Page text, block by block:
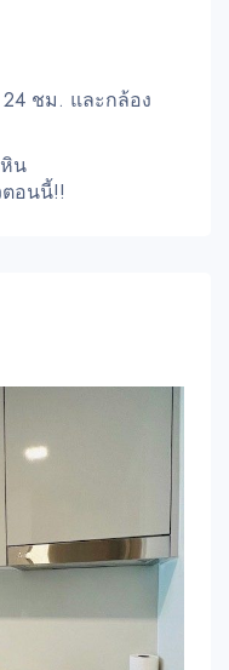
ชม. และกล้อง
น
อนนี้!!